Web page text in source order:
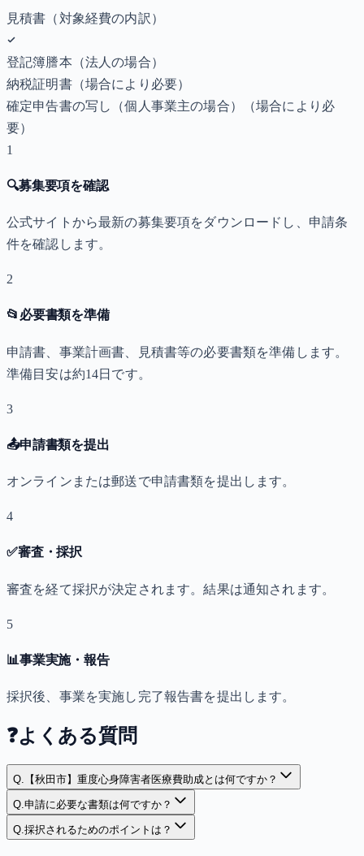
見積書（対象経費の内訳）
登記簿謄本（法人の場合）
納税証明書（場合により必要）
確定申告書の写し（個人事業主の場合）
（場合により必
要）
1
🔍募集要項を確認
公式サイトから最新の募集要項をダウンロードし、申請条
件を確認します。
2
📂 必要書類を準備
申請書、事業計画書、見積書等の必要書類を準備します。
準備目安は約14日です。
3
📤申請書類を提出
オンラインまたは郵送で申請書類を提出します。
4
✅審査・採択
審査を経て採択が決定されます。結果は通知されます。
5
📊事業実施・報告
採択後、事業を実施し完了報告書を提出します。
❓よくある質問
Q. 【秋田市】重度心身障害者医療費助成とは何ですか？
Q.申請に必要な書類は何ですか？
Q.採択されるためのポイントは？